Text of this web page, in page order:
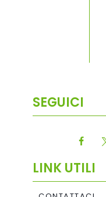
SEGUICI
LINK UTILI